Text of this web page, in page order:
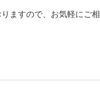
ますので、お気軽にご相